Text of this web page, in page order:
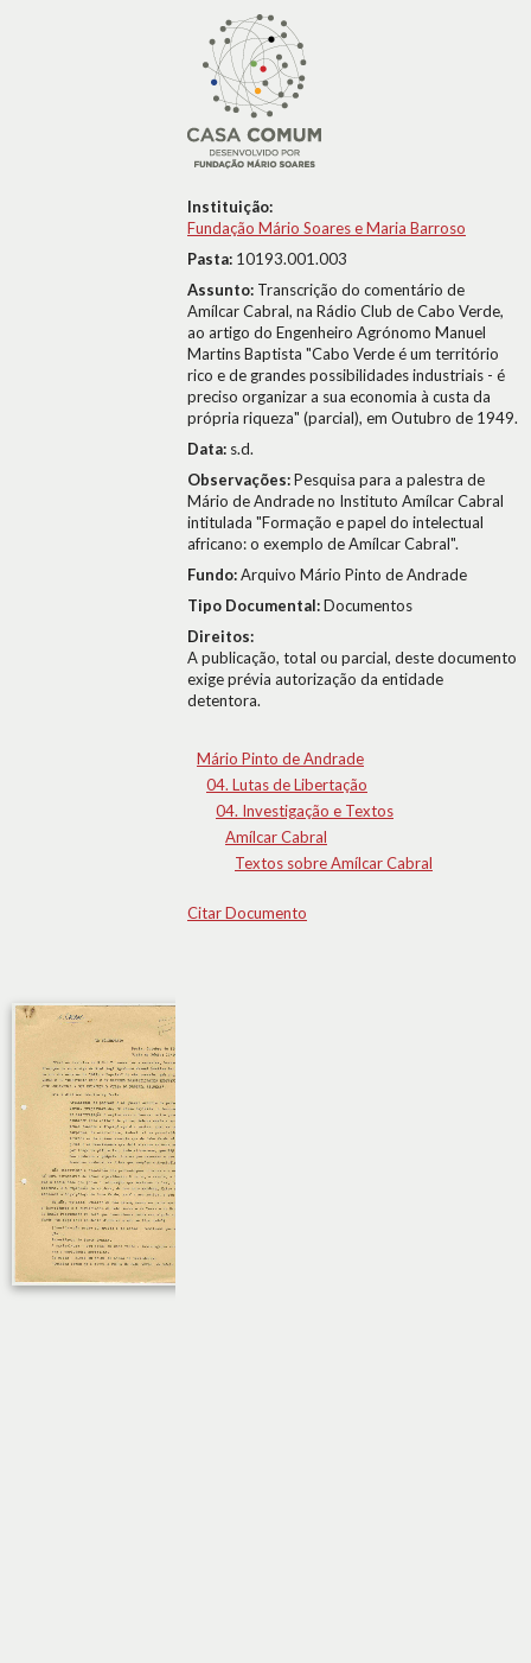
Instituição:
Fundação Mário Soares e Maria Barroso
Pasta: 10193.001.003
Assunto: Transcrição do comentário de
Amílcar Cabral, na Rádio Club de Cabo Verde,
ao artigo do Engenheiro Agrónomo Manuel
Martins Baptista "Cabo Verde é um território
rico e de grandes possibilidades industriais - é
preciso organizar a sua economia à custa da
própria riqueza" (parcial), em Outubro de 1949.
Data: s.d.
Observações:Pesquisa para a palestra de
Mário de Andrade no Instituto Amílcar Cabral
intitulada "Formação e papel do intelectual
africano: o exemplo de Amílcar Cabral".
Fundo:Arquivo Mário Pinto de Andrade
Tipo Documental:Documentos
Direitos:
A publicação, total ou parcial, deste documento
exige prévia autorização da entidade
detentora.
Mário Pinto de Andrade
04. Lutas de Libertação
04. Investigação e Textos
Amílcar Cabral
Textos sobre Amílcar Cabral
Citar Documento